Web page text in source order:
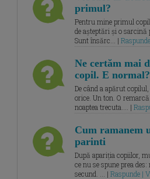
primul?
Pentru mine primul
de așteptări și o sarcină
Sunt însărc... |
Ne certăm mai
copil. E normal?
De când a apărut
orice. Un ton. O
noaptea trecuta.... |
Cum ramanem
parinti
După apariția copiilor,
ce nu se spune prea
secund. ... | Raspunde |